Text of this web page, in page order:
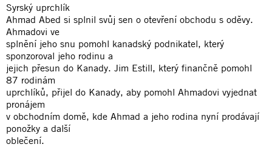
Syrský uprchlík
Ahmad Abed si splnil svůj sen o otevření obchodu s oděvy.
Ahmadovi ve
splnění jeho snu pomohl kanadský podnikatel, který
sponzoroval jeho rodinu a
jejich přesun do Kanady. Jim Estill, který finančně pomohl
87 rodinám
uprchlíků, přijel do Kanady, aby pomohl Ahmadovi vyjednat
pronájem
v obchodním domě, kde Ahmad a jeho rodina nyní prodávají
ponožky a další
oblečení.